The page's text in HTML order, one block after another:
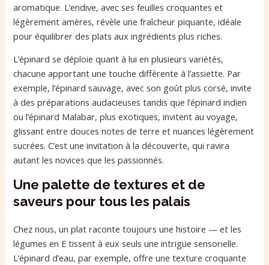
aromatique. L’endive, avec ses feuilles croquantes et
légèrement amères, révèle une fraîcheur piquante, idéale
pour équilibrer des plats aux ingrédients plus riches.
L’épinard se déploie quant à lui en plusieurs variétés,
chacune apportant une touche différente à l’assiette. Par
exemple, l’épinard sauvage, avec son goût plus corsé, invite
à des préparations audacieuses tandis que l’épinard indien
ou l’épinard Malabar, plus exotiques, invitent au voyage,
glissant entre douces notes de terre et nuances légèrement
sucrées. C’est une invitation à la découverte, qui ravira
autant les novices que les passionnés.
Une palette de textures et de
saveurs pour tous les palais
Chez nous, un plat raconte toujours une histoire — et les
légumes en E tissent à eux seuls une intrigue sensorielle.
L’épinard d’eau, par exemple, offre une texture croquante